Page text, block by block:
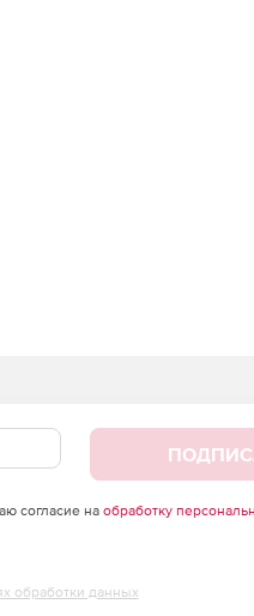
согласие на обработку
обработки данных